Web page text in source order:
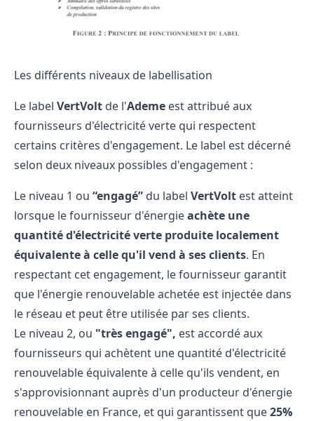
Les différents niveaux de labellisation
Le label VertVolt de l'Ademe est attribué aux
fournisseurs d'électricité verte qui respectent
certains critères d'engagement. Le label est décerné
selon deux niveaux possibles d'engagement :
Le niveau 1 ou “engagé” du label VertVolt est atteint
lorsque le fournisseur d'énergieachète une
quantité d'électricité verte produite localement
équivalente à celle qu'il vend à ses clients. En
respectant cet engagement, le fournisseur garantit
que l'énergie renouvelable achetée est injectée dans
le réseau et peut être utilisée par ses clients.
Le niveau 2, ou "très engagé", est accordé aux
fournisseurs qui achètent une quantité d'électricité
renouvelable équivalente à celle qu'ils vendent, en
s'approvisionnant auprès d'un producteur d'énergie
renouvelable en France, et qui garantissent que25%